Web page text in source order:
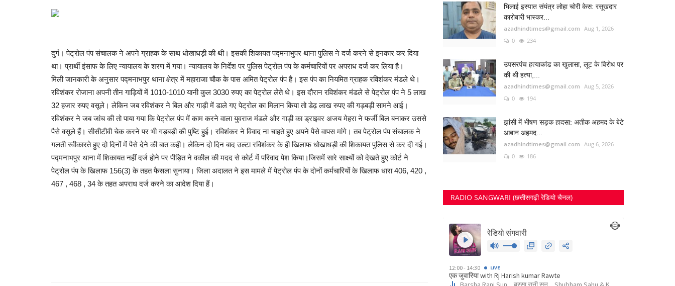
दुर्ग। पेट्रोल पंप संचालक ने अपने ग्राहक के साथ धोखाधड़ी की थी। इसकी शिकायत पद्मनाभुपर थाना पुलिस ने दर्ज करने से इनकार कर दिया
था। प्रार्थी इंसाफ के लिए न्यायालय के शरण में गया। न्यायालय के निर्देश पर पुलिस पेट्रोल पंप के कर्मचारियों पर अपराध दर्ज कर लिया है।
मिली जानकारी के अनुसार पद्मनाभपुर थाना क्षेत्र में महाराजा चौक के पास अमित पेट्रोल पंप है। इस पंप का नियमित ग्राहक रविशंकर मंडले थे।
रविशंकर रोजाना अपनी तीन गाड़ियों में 1010-1010 यानी कुल 3030 रुपए का पेट्रोल लेते थे। इस दौरान रविशंकर मंडले से पेट्रोल पंप ने 5 लाख
32 हजार रुपए वसूले। लेकिन जब रविशंकर ने बिल और गाड़ी में डाले गए पेट्रोल का मिलान किया तो डेढ़ लाख रुपए की गड़बड़ी सामने आई।
रविशंकर ने जब जांच की तो पाया गया कि पेट्रोल पंप में काम करने वाला युवराज मंडले और गाड़ी का ड्राइवर अजय मेहरा ने फर्जी बिल बनाकर उससे
पैसे वसूले हैं। सीसीटीवी चेक करने पर भी गड़बड़ी की पुष्टि हुई। रविशंकर ने विवाद ना चाहते हुए अपने पैसे वापस मांगे। तब पेट्रोल पंप संचालक ने
गलती स्वीकारते हुए दो दिनों में पैसे देने की बात कही। लेकिन दो दिन बाद उल्टा रविशंकर के ही खिलाफ धोखाधड़ी की शिकायत पुलिस से कर दी गई।
पद्मनाभपुर थाना में शिकायत नहीं दर्ज होने पर पीड़ित ने वकील की मदद से कोर्ट में परिवाद पेश किया।जिसमें सारे साक्ष्यों को देखते हुए कोर्ट ने
पेट्रोल पंप के खिलाफ 156(3) के तहत फैसला सुनाया। जिला अदालत ने इस मामले में पेट्रोल पंप के दोनों कर्मचारियों के खिलाफ धारा 406, 420 ,
467 , 468 , 34 के तहत अपराध दर्ज करने का आदेश दिया हैं।
भिलाई इस्पात संयंत्र लोहा चोरी केस: रसूखदार
कारोबारी भास्कर...
azadhindtimes@gmail.com Aug 1, 2026
0
234
उपसरपंच हत्याकांड का खुलासा, लूट के विरोध पर
की थी हत्या,...
azadhindtimes@gmail.com Aug 5, 2026
0
194
झांसी में भीषण सड़क हादसा: अतीक अहमद के बेटे
आबान अहमद...
azadhindtimes@gmail.com Aug 6, 2026
0
186
RADIO SANGWARI (छत्तीसगढ़ी रेडियो चैनल)